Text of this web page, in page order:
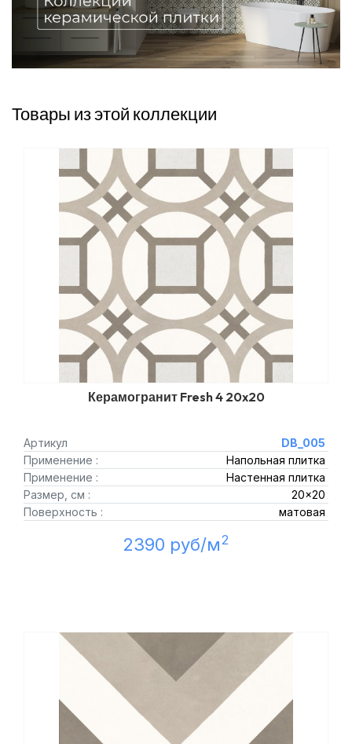
Товары из этой коллекции
Керамогранит Fresh 4 20x20
Артикул
DB_005
Применение :
Напольная плитка
Применение :
Настенная плитка
Размер, см :
20x20
Поверхность :
матовая
2390 руб/м2